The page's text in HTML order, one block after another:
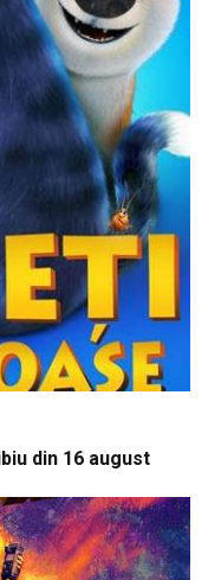
din 16 august